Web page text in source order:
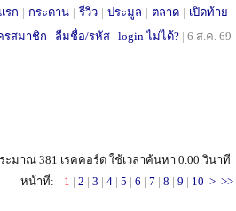
รก | กระดาน | รีวิว | ประมูล | ตลาด | เปิดท้าย
รสมาชิก | ลืมชื่อ/รหัส | login ไม่ได้? | 6 ส.ค. 69
มาณ 381 เรคคอร์ด ใช้เวลาค้นหา 0.00 วินาที
หน้าที่:
1 | 2 | 3 | 4 | 5 | 6 | 7 | 8 | 9 | 10 > >>